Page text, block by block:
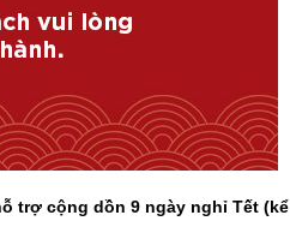
trợ cộng dồn 9 ngày nghỉ Tết (kể